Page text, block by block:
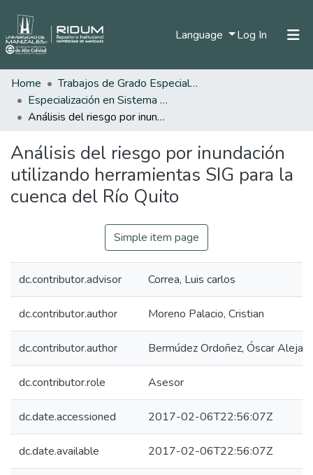
Language Log In (current)
Statistics
Home
Trabajos de Grado Especializaciones
Especialización en Sistema de Información Geográfica
Análisis del riesgo por inundación utilizando herramientas SIG para la cuenca del Río Quito
Análisis del riesgo por inundación
utilizando herramientas SIG para la
cuenca del Río Quito
Simple item page
dc.contributor.advisor Correa, Luis carlos
dc.contributor.author Moreno Palacio, Cristian
dc.contributor.author Bermúdez Ordoñez, Óscar
dc.contributor.role Asesor
dc.date.accessioned 2017-02-06T22:56:07Z
dc.date.available 2017-02-06T22:56:07Z